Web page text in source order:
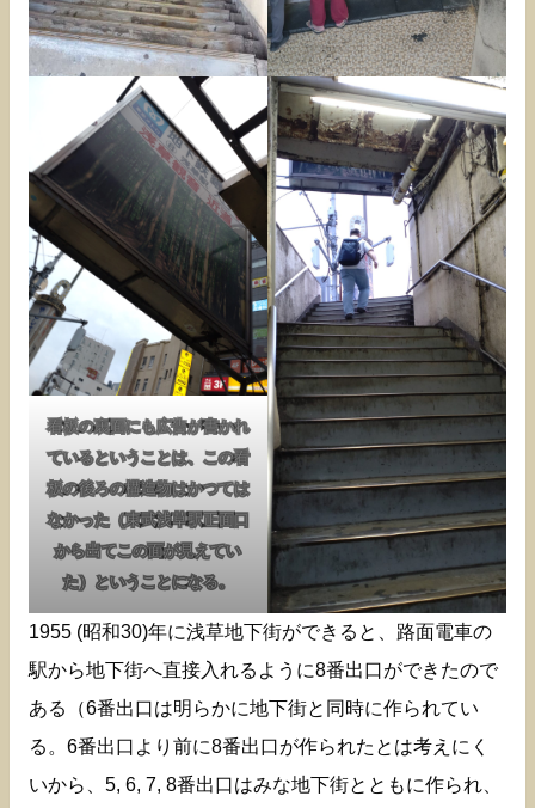
看板の裏面にも広告が書かれ
ているということは、この看
板の後ろの構造物はかつては
なかった（東武浅草駅正面口
から出てこの面が見えてい
た）ということになる。
1955 (昭和30)年に浅草地下街ができると、路面電車の
駅から地下街へ直接入れるように8番出口ができたので
ある（6番出口は明らかに地下街と同時に作られてい
る。6番出口より前に8番出口が作られたとは考えにく
いから、5, 6, 7, 8番出口はみな地下街とともに作られ、